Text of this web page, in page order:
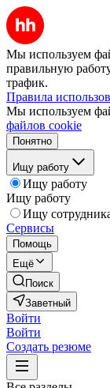
Мы используем
правильную
трафик.
Правила
Мы используем
файлов cookie
Понятно
Ищу работу
Ищу работу
Ищу работу
Ищу
Сервисы
Помощь
Ещё
Поиск
Заветный
Войти
Войти
Создать резюме